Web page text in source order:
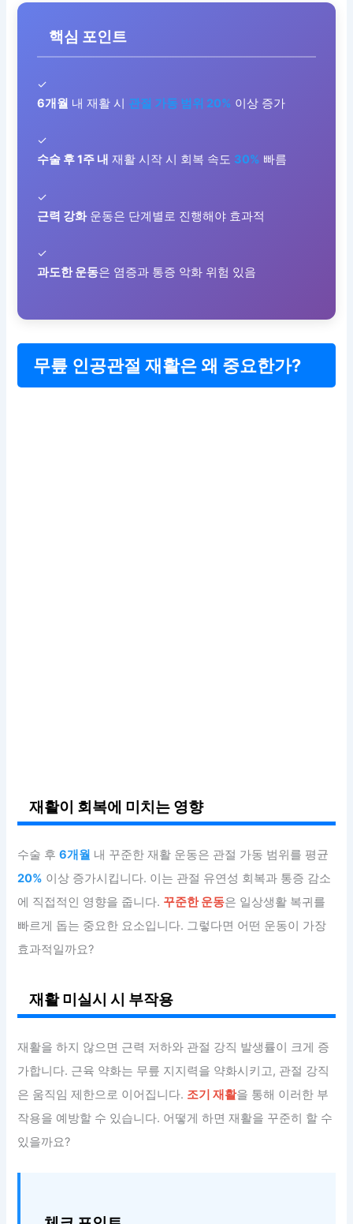
핵심 포인트
✓
6개월 내 재활 시 관절 가동 범위 20% 이상 증가
✓
수술 후 1주 내 재활 시작 시 회복 속도 30% 빠름
✓
근력 강화운동은 단계별로 진행해야 효과적
✓
과도한 운동은 염증과 통증 악화 위험 있음
무릎 인공관절 재활은 왜 중요한가?
재활이 회복에 미치는 영향
수술 후6개월 내 꾸준한 재활 운동은 관절 가동 범위를 평균
20% 이상 증가시킵니다. 이는 관절 유연성 회복과 통증 감소
에 직접적인 영향을 줍니다. 꾸준한 운동은 일상생활 복귀를
빠르게 돕는 중요한 요소입니다. 그렇다면 어떤 운동이 가장
효과적일까요?
재활 미실시 시 부작용
재활을 하지 않으면 근력 저하와 관절 강직 발생률이 크게 증
가합니다. 근육 약화는 무릎 지지력을 약화시키고, 관절 강직
은 움직임 제한으로 이어집니다. 조기 재활을 통해 이러한 부
작용을 예방할 수 있습니다. 어떻게 하면 재활을 꾸준히 할 수
있을까요?